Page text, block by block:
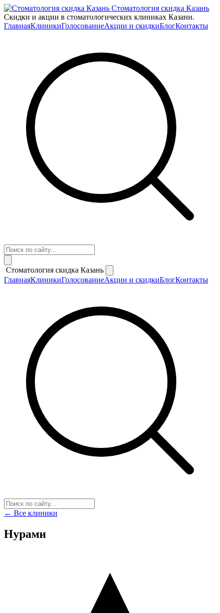
Стоматология скидка Казань
Скидки и акции в стоматологических клиниках Казани.
ГлавнаяКлиникиГолосованиеАкции и скидкиБлогКонтакты
Стоматология скидка Казань
ГлавнаяКлиникиГолосованиеАкции и скидкиБлогКонтакты
← Все клиники
Нурами